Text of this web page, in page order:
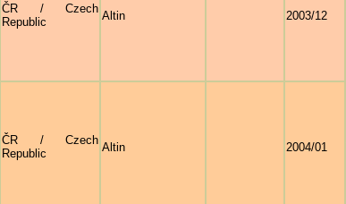
ČR / Czech
Republic
Altin 2003/12
ČR / Czech
Republic
Altin 2004/01